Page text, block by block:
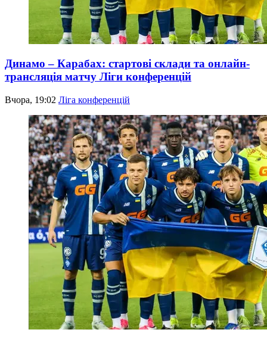
Динамо – Карабах: стартові склади та онлайн-
трансляція матчу Ліги конференцій
Вчора, 19:02 Ліга конференцій